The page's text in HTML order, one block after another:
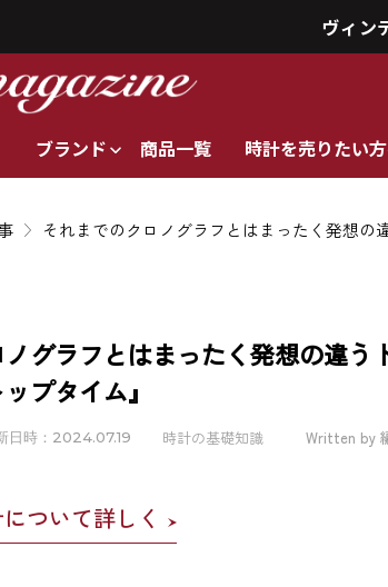
ヴィン
ブランド 商品一覧 時計を売りたい
それまでのクロノグラフとはまったく発想の
グラフとはまったく発想の違う
プタイム』
日時：2024.07.19 時計の基礎知識 Written by
ついて詳しく